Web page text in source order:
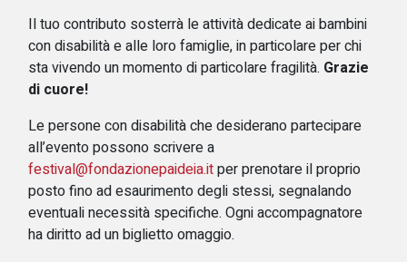
Il tuo contributo sosterrà le attività dedicate ai bambini
con disabilità e alle loro famiglie, in particolare per chi
sta vivendo un momento di particolare fragilità. Grazie
di cuore!
Le persone con disabilità che desiderano partecipare
all’evento possono scrivere a
festival@fondazionepaideia.itper prenotare il proprio
posto fino ad esaurimento degli stessi, segnalando
eventuali necessità specifiche. Ogni accompagnatore
ha diritto ad un biglietto omaggio.